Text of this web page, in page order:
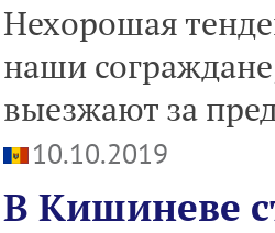
Нехорошая
наши
выезжают за
10.10.2019
В Кишиневе